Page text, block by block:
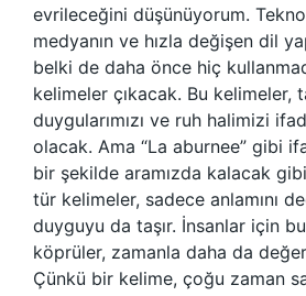
evrileceğini düşünüyorum.
medyanın ve hızla değişen dil
belki de daha önce hiç
kelimeler çıkacak. Bu kelimeler,
duygularımızı ve ruh halimizi
olacak. Ama “La aburnee” gibi
bir şekilde aramızda kalacak
tür kelimeler, sadece anlamını
duyguyu da taşır. İnsanlar için
köprüler, zamanla daha da
Çünkü bir kelime, çoğu zaman